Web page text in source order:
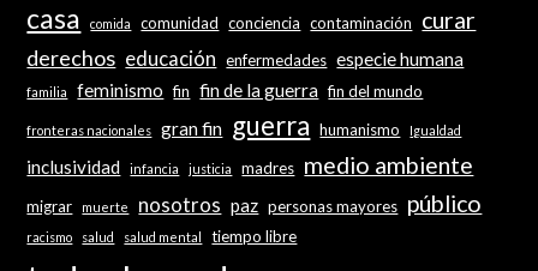
casa comida comunidad conciencia contaminación curar
derechos educación enfermedades especie humana
familia feminismo fin fin de la guerra fin del mundo
fronteras nacionales gran fin guerra humanismo Igualdad
inclusividad infancia justicia madres medio ambiente
migrar muerte nosotros paz personas mayores público
racismo salud salud mental tiempo libre